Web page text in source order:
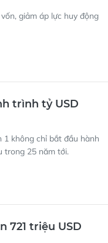
giảm áp lực huy động
trình tỷ USD
1 không chỉ bắt đầu hành
trong 25 năm tới.
721 triệu USD